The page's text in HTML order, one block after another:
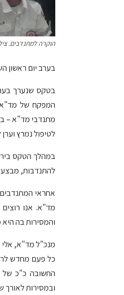
הוקרה למתנדבים.
בערב יום ראשון השבוע התקיים טקס
בטקס שנערך
לטיפול נמרץ וערן
במהלך הטקס
להתנדבות,
אחראי
מד"א. אנו
והמסירות בה
מנכ"ל מד"א, אלי
כל פעם מחדש
החשובה כ"כ של
ובמסירות לאורך